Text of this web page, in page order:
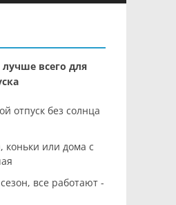
всего для
отпуск без солнца
коньки или дома с
все работают -